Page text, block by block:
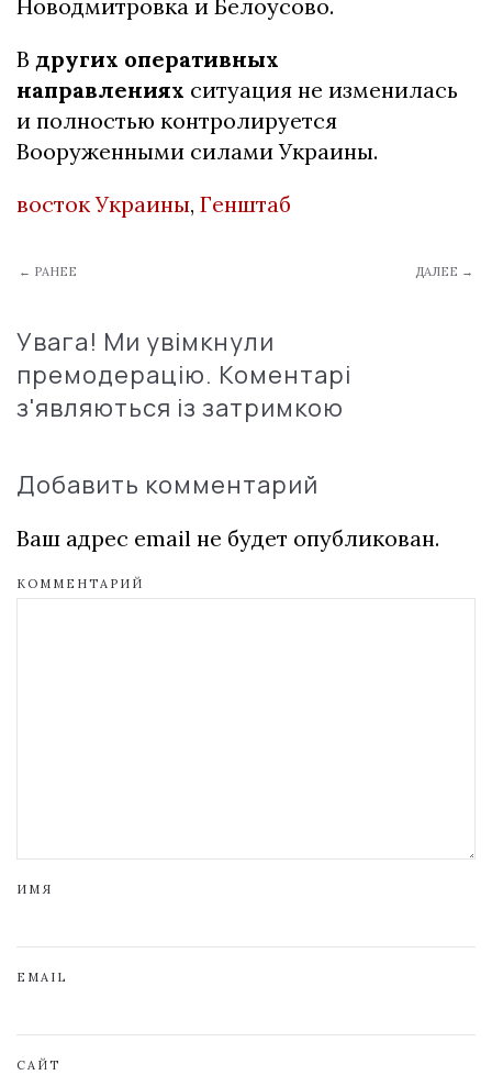
Новодмитровка и Белоусово.
В других оперативных
направлениях ситуация не изменилась
и полностью контролируется
Вооруженными силами Украины.
восток Украины, Генштаб
← РАНЕЕ ДАЛЕЕ →
Увага! Ми увімкнули
премодерацію. Коментарі
з'являються із затримкою
Добавить комментарий
Ваш адрес email не будет опубликован.
КОММЕНТАРИЙ
ИМЯ
EMAIL
САЙТ